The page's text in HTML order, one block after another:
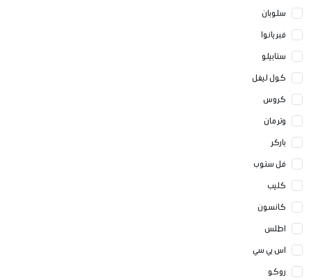
أجهزة التخريم والتغليف
سلوبان
فبريانوا
ستابيلو
كول ليفل
كروس
وتر مان
باركر
فل ستوب
كليب
كانسون
اطلس
اس بي سي
روكو